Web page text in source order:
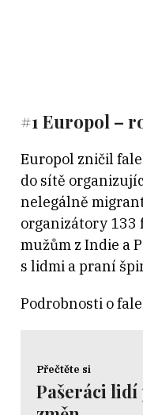
#1 Europol –
Europol zničil
do sítě
nelegálně
organizátory 133
mužům z Indie a
s lidmi a praní
Podrobnosti o
Přečtěte si
Pašeráci